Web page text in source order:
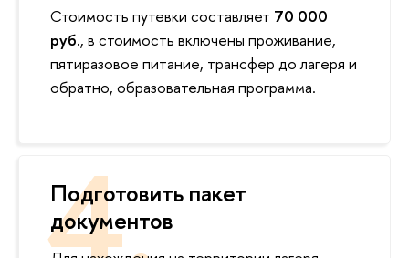
Стоимость путевки составляет 70 000
руб., в стоимость включены проживание,
пятиразовое питание, трансфер до лагеря и
обратно, образовательная программа.
Подготовить пакет
документов